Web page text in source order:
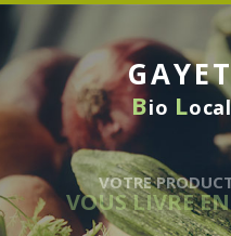
Bio L
BIO DU RHÔNE
CLICS